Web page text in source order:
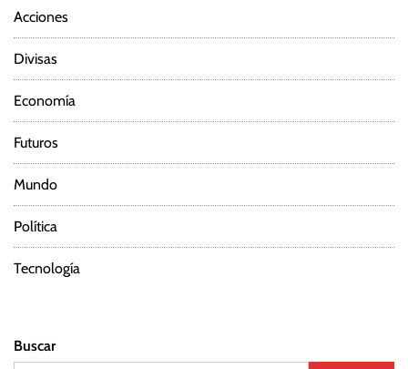
Acciones
Divisas
Economía
Futuros
Mundo
Política
Tecnología
Buscar